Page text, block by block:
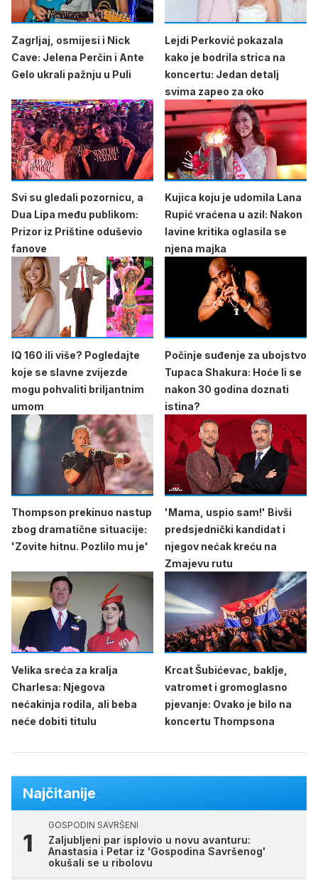
Zagrljaj, osmijesi i Nick
Cave: Jelena Perčin i Ante
Gelo ukrali pažnju u Puli
Lejdi Perković pokazala
kako je bodrila strica na
koncertu: Jedan detalj
svima zapeo za oko
Svi su gledali pozornicu, a
Dua Lipa među publikom:
Prizor iz Prištine oduševio
fanove
Kujica koju je udomila Lana
Rupić vraćena u azil: Nakon
lavine kritika oglasila se
njena majka
IQ 160 ili više? Pogledajte
koje se slavne zvijezde
mogu pohvaliti briljantnim
umom
Počinje suđenje za ubojstvo
Tupaca Shakura: Hoće li se
nakon 30 godina doznati
istina?
Thompson prekinuo nastup
zbog dramatične situacije:
'Zovite hitnu. Pozlilo mu je'
'Mama, uspio sam!' Bivši
predsjednički kandidat i
njegov nećak kreću na
Zmajevu rutu
Velika sreća za kralja
Charlesa: Njegova
nećakinja rodila, ali beba
neće dobiti titulu
Krcat Šubićevac, baklje,
vatromet i gromoglasno
pjevanje: Ovako je bilo na
koncertu Thompsona
Najčitanije
GOSPODIN SAVRŠENI
Zaljubljeni par isplovio u novu avanturu:
Anastasia i Petar iz 'Gospodina Savršenog'
okušali se u ribolovu